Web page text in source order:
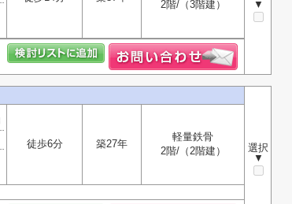
▼
2階/（3階建）
選択
▼
徒歩6分 築27年
軽量鉄骨
2階/（2階建）